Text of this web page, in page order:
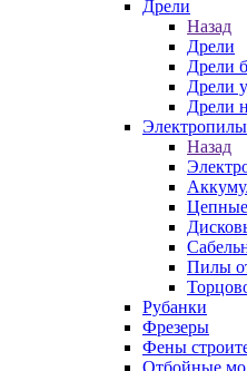
Дрели
Назад
Дрели
Дрели
Дрели
Дрели
Электропилы
Назад
Пилы
Рубанки
Фрезеры
Фены
Отбойные